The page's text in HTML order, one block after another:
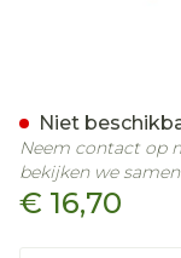
€ 16,70
Niet
Neem contact op
bekijken we